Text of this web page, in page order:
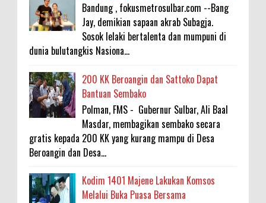
Bandung , fokusmetrosulbar.com --Bang
Jay, demikian sapaan akrab Subagja.
Sosok lelaki bertalenta dan mumpuni di
dunia bulutangkis Nasiona...
200 KK Beroangin dan Sattoko Dapat
Bantuan Sembako
Polman, FMS - Gubernur Sulbar, Ali Baal
Masdar, membagikan sembako secara
gratis kepada 200 KK yang kurang mampu di Desa
Beroangin dan Desa...
Kodim 1401 Majene Lakukan Komsos
Melalui Buka Puasa Bersama